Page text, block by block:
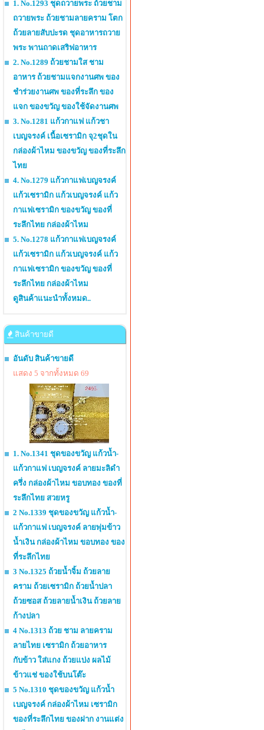
1. No.1293 ชุดถวายพระ ถ้วยชาม
ถวายพระ ถ้วยชามลายคราม โตก
ถ้วยลายสับปะรด ชุดอาหารถวาย
พระ พานถาดเสริฟอาหาร
2. No.1289 ถ้วยชามใส ชาม
อาหาร ถ้วยชามแจกงานศพ ของ
ชำร่วยงานศพ ของที่ระลึก ของ
แจก ของขวัญ ของใช้จัดงานศพ
3. No.1281 แก้วกาแฟ แก้วชา
เบญจรงค์ เนื้อเซรามิก จุ2ชุดใน
กล่องผ้าไหม ของขวัญ ของที่ระลึก
ไทย
4. No.1279 แก้วกาแฟเบญจรงค์
แก้วเซรามิก แก้วเบญจรงค์ แก้ว
กาแฟเซรามิก ของขวัญ ของที่
ระลึกไทย กล่องผ้าไหม
5. No.1278 แก้วกาแฟเบญจรงค์
แก้วเซรามิก แก้วเบญจรงค์ แก้ว
กาแฟเซรามิก ของขวัญ ของที่
ระลึกไทย กล่องผ้าไหม
ดูสินค้าแนะนำทั้งหมด..
สินค้าขายดี
อันดับ สินค้าขายดี
แสดง 5 จากทั้งหมด 69
1. No.1341 ชุดของขวัญ แก้วน้ำ-
แก้วกาแฟ เบญจรงค์ ลายมะลิดำ
ครึ่ง กล่องผ้าไหม ขอบทอง ของที่
ระลึกไทย สวยหรู
2 No.1339 ชุดของขวัญ แก้วน้ำ-
แก้วกาแฟ เบญจรงค์ ลายพุ่มข้าว
น้ำเงิน กล่องผ้าไหม ขอบทอง ของ
ที่ระลึกไทย
3 No.1325 ถ้วยน้ำจิ้ม ถ้วยลาย
คราม ถ้วยเซรามิก ถ้วยน้ำปลา
ถ้วยซอส ถ้วยลายน้ำเงิน ถ้วยลาย
ก้างปลา
4 No.1313 ถ้วย ชาม ลายคราม
ลายไทย เซรามิก ถ้วยอาหาร
กับข้าว ใส่แกง ถ้วยแบ่ง ผลไม้
ข้าวแช่ ของใช้บนโต๊ะ
5 No.1310 ชุดของขวัญ แก้วน้ำ
เบญจรงค์ กล่องผ้าไหม เซรามิก
ของที่ระลึกไทย ของฝาก งานแต่ง